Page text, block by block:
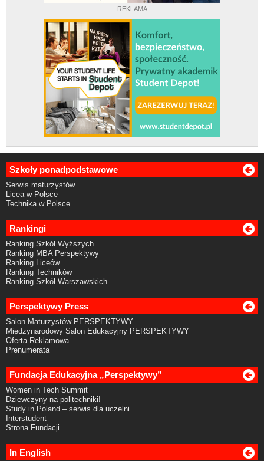
REKLAMA
Szkoły ponadpodstawowe
Serwis maturzystów
Licea w Polsce
Technika w Polsce
Rankingi
Ranking Szkół Wyższych
Ranking MBA Perspektywy
Ranking Liceów
Ranking Techników
Ranking Szkół Warszawskich
Perspektywy Press
Salon Maturzystów PERSPEKTYWY
Międzynarodowy Salon Edukacyjny PERSPEKTYWY
Oferta Reklamowa
Prenumerata
Fundacja Edukacyjna „Perspektywy”
Women in Tech Summit
Dziewczyny na politechniki!
Study in Poland – serwis dla uczelni
Interstudent
Strona Fundacji
In English